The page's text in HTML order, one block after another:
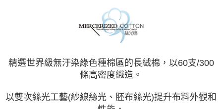
精選世界級無汙染綠色種棉區的長絨棉，以60支/300
條高密度織造。
以雙次絲光工藝(紗線絲光、胚布絲光)提升布料外觀和